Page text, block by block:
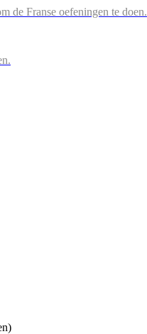
de Franse oefeningen te doen.